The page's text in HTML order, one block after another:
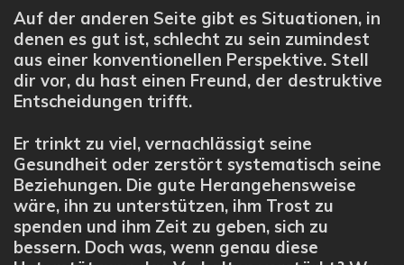
Auf der anderen Seite gibt es Situationen, in
denen es gut ist, schlecht zu sein zumindest
aus einer konventionellen Perspektive. Stell
dir vor, du hast einen Freund, der destruktive
Entscheidungen trifft.
Er trinkt zu viel, vernachlässigt seine
Gesundheit oder zerstört systematisch seine
Beziehungen. Die gute Herangehensweise
wäre, ihn zu unterstützen, ihm Trost zu
spenden und ihm Zeit zu geben, sich zu
bessern. Doch was, wenn genau diese